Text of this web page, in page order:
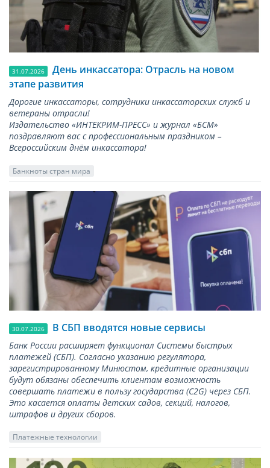
31.07.2026
День инкассатора: Отрасль на новом
этапе развития
Дорогие инкассаторы, сотрудники инкассаторских служб и
ветераны отрасли!
Издательство «ИНТЕКРИМ-ПРЕСС» и журнал «БСМ»
поздравляют вас с профессиональным праздником –
Всероссийским днём инкассатора!
Банкноты стран мира
30.07.2026 В СБП вводятся новые сервисы
Банк России расширяет функционал Системы быстрых
платежей (СБП). Согласно указанию регулятора,
зарегистрированному Минюстом, кредитные организации
будут обязаны обеспечить клиентам возможность
совершать платежи в пользу государства (С2G) через СБП.
Это касается оплаты детских садов, секций, налогов,
штрафов и других сборов.
Платежные технологии